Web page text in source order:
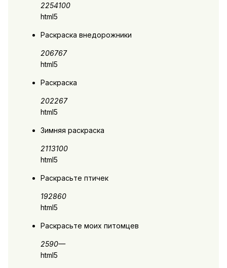
2254100
html5
Раскраска внедорожники
206767
html5
Раскраска
202267
html5
Зимняя раскраска
2113100
html5
Раскрасьте птичек
192860
html5
Раскрасьте моих питомцев
2590—
html5